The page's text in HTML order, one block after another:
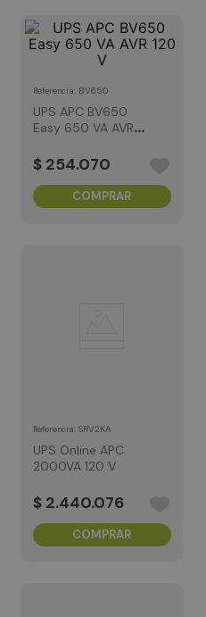
Referencia BV650
UPS APC BV650
Easy 650 VA AVR
$ 254.070
COMPRAR
Referencia SRV2KA
UPS Online APC
2000VA 120 V
$ 2.440.076
COMPRAR